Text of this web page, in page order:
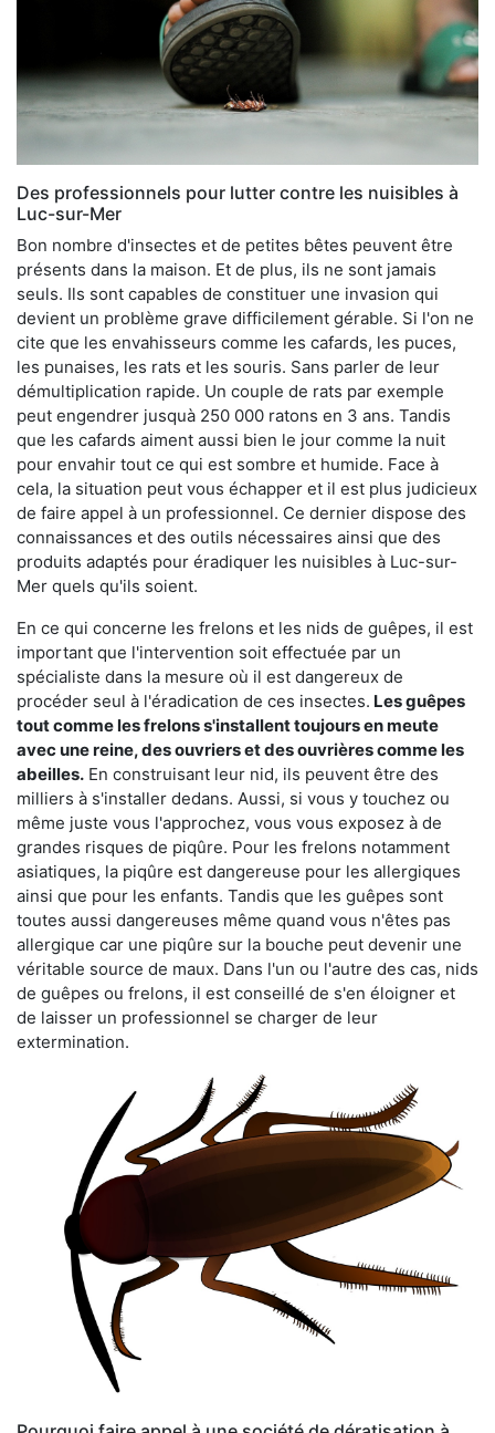
Des professionnels pour lutter contre les nuisibles à
Luc-sur-Mer
Bon nombre d'insectes et de petites bêtes peuvent être
présents dans la maison. Et de plus, ils ne sont jamais
seuls. Ils sont capables de constituer une invasion qui
devient un problème grave difficilement gérable. Si l'on ne
cite que les envahisseurs comme les cafards, les puces,
les punaises, les rats et les souris. Sans parler de leur
démultiplication rapide. Un couple de rats par exemple
peut engendrer jusquà 250 000 ratons en 3 ans. Tandis
que les cafards aiment aussi bien le jour comme la nuit
pour envahir tout ce qui est sombre et humide. Face à
cela, la situation peut vous échapper et il est plus judicieux
de faire appel à un professionnel. Ce dernier dispose des
connaissances et des outils nécessaires ainsi que des
produits adaptés pour éradiquer les nuisibles à Luc-sur-
Mer quels qu'ils soient.
En ce qui concerne les frelons et les nids de guêpes, il est
important que l'intervention soit effectuée par un
spécialiste dans la mesure où il est dangereux de
procéder seul à l'éradication de ces insectes. Les guêpes
tout comme les frelons s'installent toujours en meute
avec une reine, des ouvriers et des ouvrières comme les
abeilles. En construisant leur nid, ils peuvent être des
milliers à s'installer dedans. Aussi, si vous y touchez ou
même juste vous l'approchez, vous vous exposez à de
grandes risques de piqûre. Pour les frelons notamment
asiatiques, la piqûre est dangereuse pour les allergiques
ainsi que pour les enfants. Tandis que les guêpes sont
toutes aussi dangereuses même quand vous n'êtes pas
allergique car une piqûre sur la bouche peut devenir une
véritable source de maux. Dans l'un ou l'autre des cas, nids
de guêpes ou frelons, il est conseillé de s'en éloigner et
de laisser un professionnel se charger de leur
extermination.